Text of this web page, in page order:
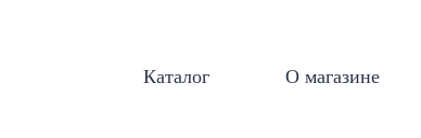
Каталог О магазине